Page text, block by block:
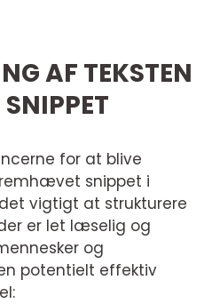
AF TEKSTEN
for at blive
snippet i
vigtigt at strukturere
er let læselig og
og
potentielt effektiv